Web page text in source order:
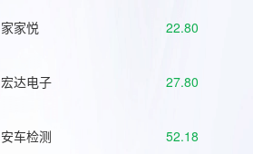
家家悦 22.80
宏达电子 27.80
安车检测 52.18